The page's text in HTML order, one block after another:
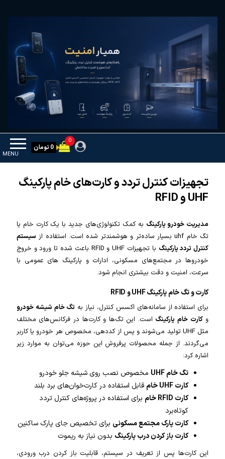
MENU
0
0 تومان
تجهیزات کنترل تردد و کارت‌های خام پارکینگ
UHF و RFID
مدیریت خودرو پارکینگ به کمک تکنولوژی‌های جدید با یک کارت خام یا
تگ خام uhf بسیار ساده‌تر و هوشمندتر شده است. استفاده از
سیستم
کنترل تردد پارکینگ
با تجهیزات UHF و RFID باعث شده تا ورود و خروج
خودروها در مجتمع‌های مسکونی، ادارات و پارکینگ های عمومی با
سرعت، امنیت و دقت بیشتری انجام شود.
کارت و تگ خام پارکینگ UHF و RFID
برای استفاده از سامانه‌های اکسس کنترل، نیاز به تگ خام شیشه خودرو
وکارت خام پارکینگ است. این تگ‌ها و کارت‌ها در فرکانس‌های مختلف
مثل UHF تولید می‌شوند و پس از کددهی، مخصوص هر خودرو یا کاربر
می‌گردند. از جمله محصولات پرفروش این حوزه می‌توان به موارد زیر
اشاره کرد:
تگ خام UHF
مخصوص نصب روی شیشه جلو خودرو
کارت UHF خام
قابل استفاده در کارت‌خوان‌های برد بلند
کارت RFID خام
برای استفاده در پروژه‌های کنترل تردد
کوتاه‌برد
کارت پارک مجتمع مسکونی برای تخصیص جای پارک ساکنین
کارت باز کردن درب پارکینگ بدون نیاز به ریموت
این کارت‌ها پس از تعریف در سیستم، قابلیت باز کردن درب ورودی،